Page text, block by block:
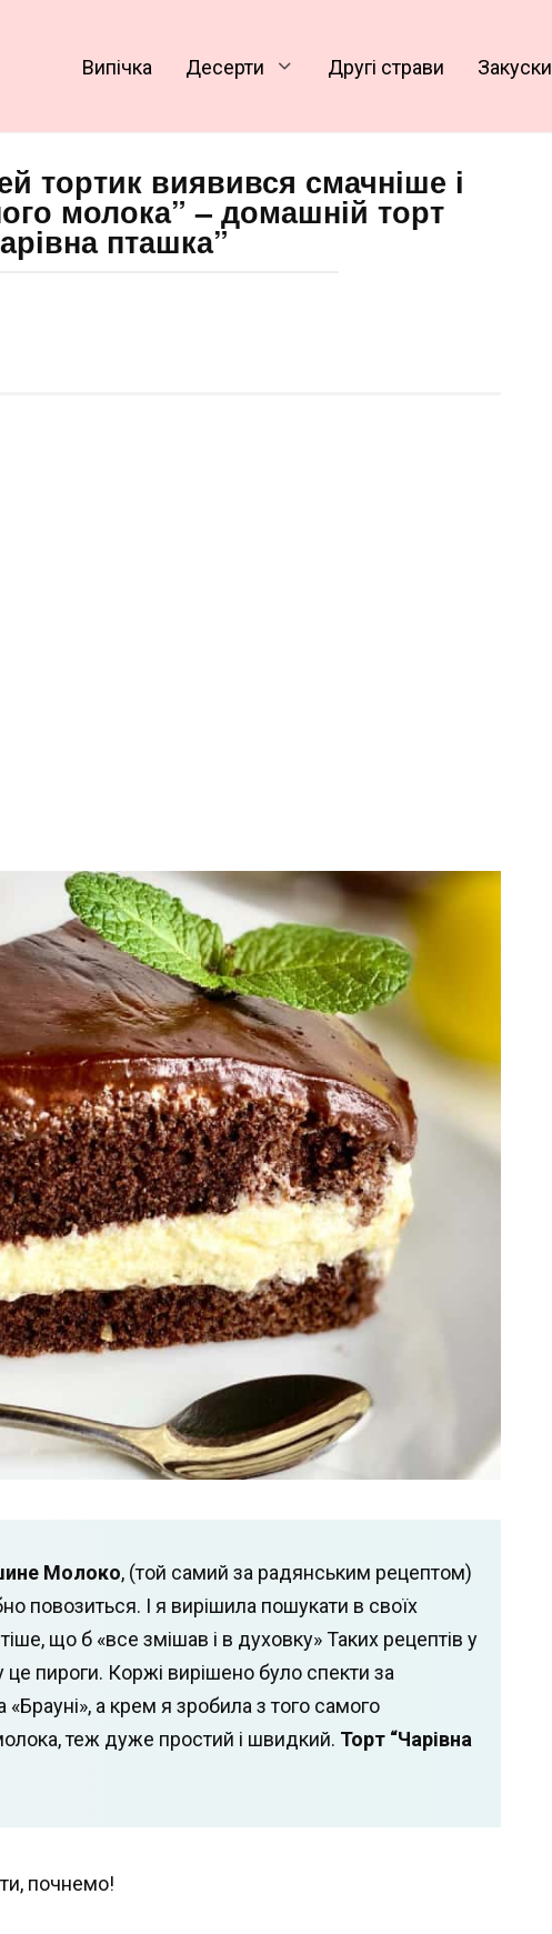
Випічка Десерти Другі страви Закуски
тортик виявився смачніше і
молока” – домашній торт
пташка”
Молоко, (той самий за радянським рецептом)
повозиться. І я вирішила пошукати в своїх
що б «все змішав і в духовку» Таких рецептів у
це пироги. Коржі вирішено було спекти за
а крем я зробила з того самого
теж дуже простий і швидкий. Торт “Чарівна
почнемо!